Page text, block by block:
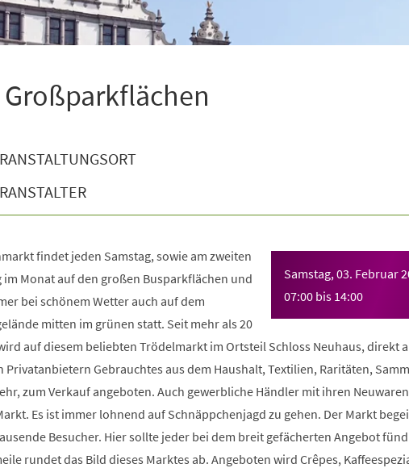
Samstag, 03. Februar
07:00 bis 14:00
findet jeden Samstag, sowie am zweiten
im Monat auf den großen Busparkflächen und
bei schönem Wetter auch auf dem
mitten im grünen statt. Seit mehr als 20
auf diesem beliebten Trödelmarkt im Ortsteil Schloss Neuhaus, direkt
Privatanbietern Gebrauchtes aus dem Haushalt, Textilien, Raritäten,
zum Verkauf angeboten. Auch gewerbliche Händler mit ihren
Es ist immer lohnend auf Schnäppchenjagd zu gehen. Der Markt
Besucher. Hier sollte jeder bei dem breit gefächerten Angebot
rundet das Bild dieses Marktes ab. Angeboten wird Crêpes,